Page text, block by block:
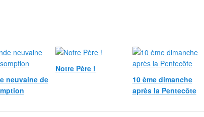
neuvaine de
Notre Père !
10 ème dimanche
après la Pentecôte